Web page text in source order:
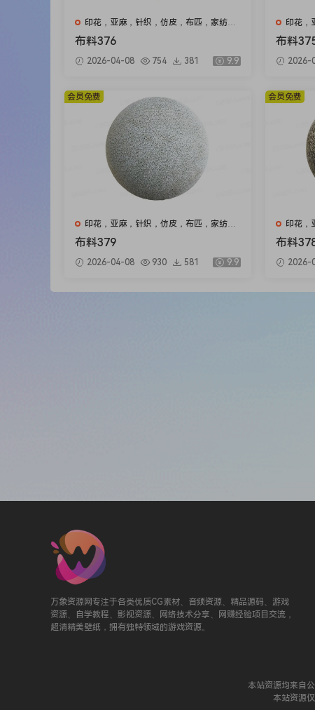
印花，亚麻，针织，仿皮，布匹，家纺，
绒布
布料376
2026-04-08 754 381 9.9
印花，
绒布
布料
2026-
印花，亚麻，针织，仿皮，布匹，家纺，
绒布
布料379
2026-04-08 930 581 9.9
会员免费
印花，
绒布
布料
2026-
会员免费
万象资源网专注于各类优质CG素材、音频资源、精品源码、游戏
资源、自学教程、影视资源、网络技术分享、网赚经验项目交流，
超清精美壁纸，拥有独特领域的游戏资源。
本站资源均来自
本站资源